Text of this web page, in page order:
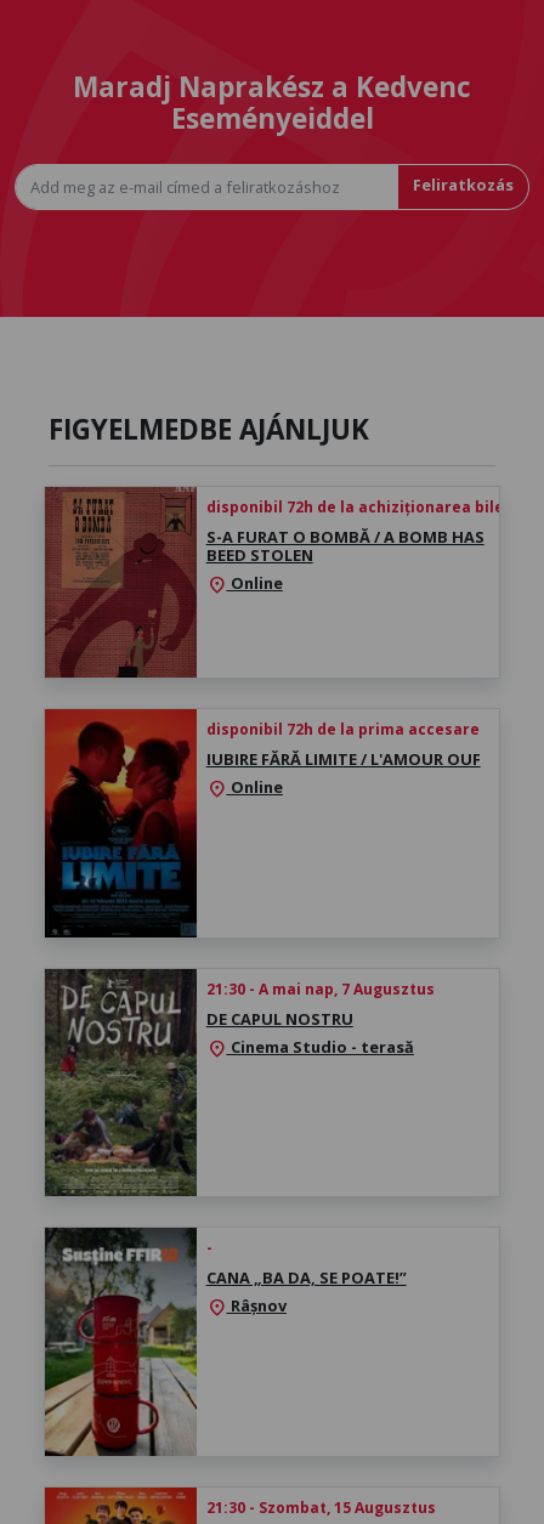
Maradj Naprakész a Kedvenc
Eseményeiddel
Feliratkozás
FIGYELMEDBE AJÁNLJUK
disponibil 72h de la achiziționarea biletului
S-A FURAT O BOMBĂ / A BOMB HAS
BEED STOLEN
location_on Online
disponibil 72h de la prima accesare
IUBIRE FĂRĂ LIMITE / L'AMOUR OUF
location_on Online
21:30 - A mai nap, 7 Augusztus
DE CAPUL NOSTRU
location_on Cinema Studio - terasă
-
CANA „BA DA, SE POATE!”
location_on Râșnov
21:30 - Szombat, 15 Augusztus